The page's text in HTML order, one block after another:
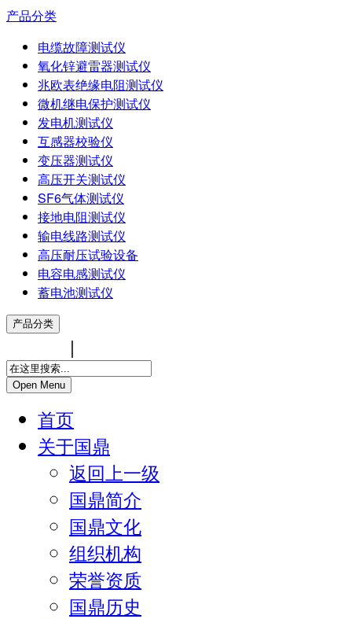
产品分类
电缆故障测试仪
氧化锌避雷器测试仪
兆欧表绝缘电阻测试仪
微机继电保护测试仪
发电机测试仪
互感器校验仪
变压器测试仪
高压开关测试仪
SF6气体测试仪
接地电阻测试仪
输电线路测试仪
高压耐压试验设备
电容电感测试仪
蓄电池测试仪
产品分类
|
Open Menu
首页
关于国鼎
返回上一级
国鼎简介
国鼎文化
组织机构
荣誉资质
国鼎历史